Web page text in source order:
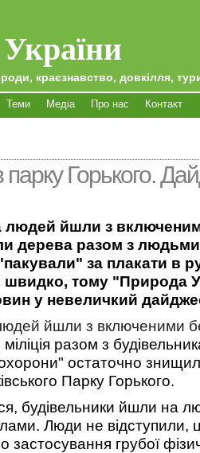
краєзнавство, довкілля,
Теми Медіа Про нас Контакт
Горького.
людей йшли з
дерева разом з
за плакати в
тому "Природа
у невеличкий
йшли з включеними
разом з
охорони" остаточно
Парку Горького.
будівельники йшли на
Люди не відступили,
застосування грубої